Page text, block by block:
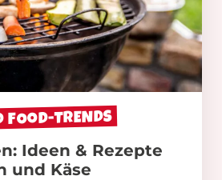
TRENDS
Ideen & Rezepte
und Käse